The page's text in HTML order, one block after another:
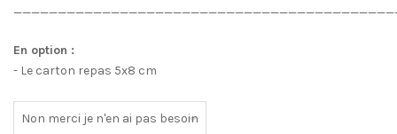
En option :
- Le carton repas 5x8 cm